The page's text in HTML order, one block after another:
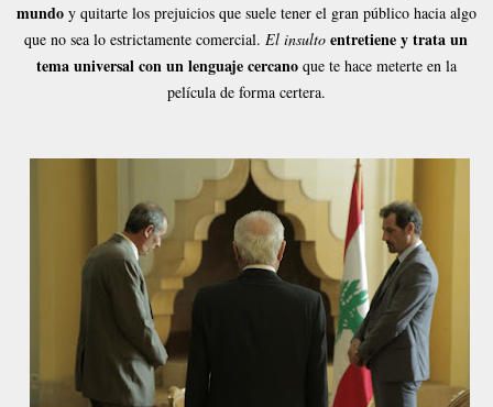
mundoy quitarte los prejuicios que suele tener el gran público hacia algo
que no sea lo estrictamente comercial.El insulto entretiene y trata un
tema universal con un lenguaje cercanoque te hace meterte en la
película de forma certera.